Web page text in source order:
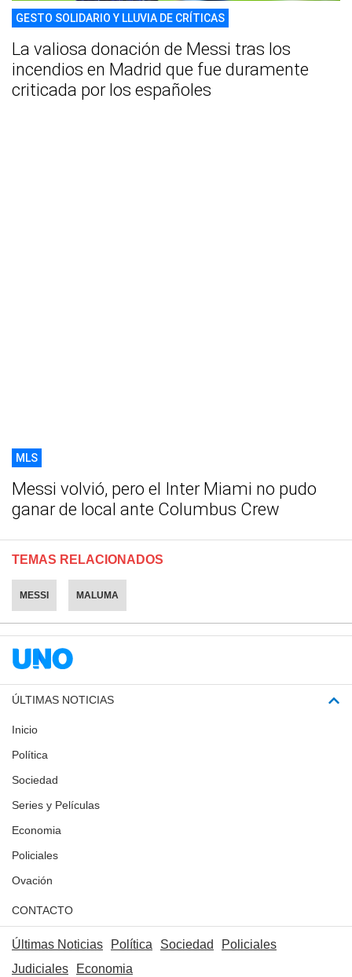
GESTO SOLIDARIO Y LLUVIA DE CRÍTICAS
La valiosa donación de Messi tras los
incendios en Madrid que fue duramente
criticada por los españoles
MLS
Messi volvió, pero el Inter Miami no pudo
ganar de local ante Columbus Crew
TEMAS RELACIONADOS
MESSI MALUMA
ÚLTIMAS NOTICIAS
Inicio
Política
Sociedad
Series y Películas
Economia
Policiales
Ovación
CONTACTO
Últimas Noticias Política Sociedad
Policiales
Judiciales
Economia